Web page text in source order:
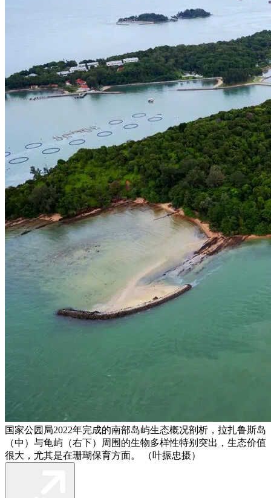
国家公园局2022年完成的南部岛屿生态概况剖析，拉扎鲁斯岛
（中）与龟屿（右下）周围的生物多样性特别突出，生态价值
很大，尤其是在珊瑚保育方面。 （叶振忠摄）